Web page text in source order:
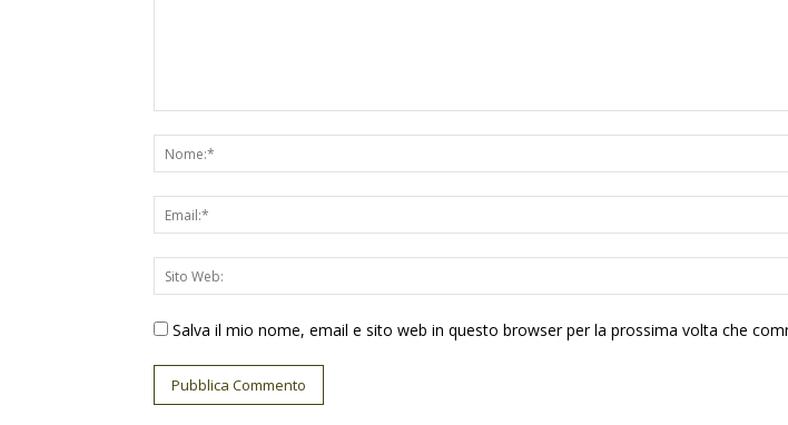
Salva il mio nome, email e sito web in questo browser per la prossima volta che